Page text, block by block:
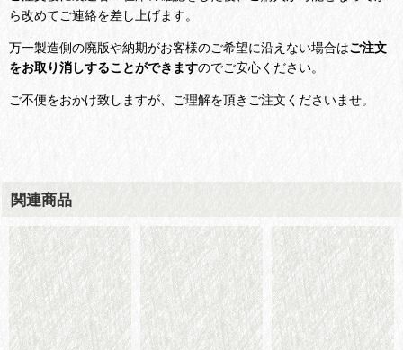
ら改めてご連絡を差し上げます。
万一製造側の廃版や納期がお客様のご希望に沿えない場合はご注文
をお取り消しすることができますのでご安心ください。
ご不便をおかけ致しますが、ご理解を頂きご注文くださいませ。
関連商品